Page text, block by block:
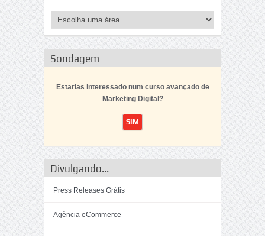
Sondagem
Estarias interessado num curso avançado de
Marketing Digital?
Divulgando...
Press Releases Grátis
Agência eCommerce